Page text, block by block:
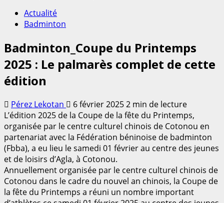
Actualité
Badminton
Badminton_Coupe du Printemps
2025 : Le palmarès complet de cette
édition
Pérez Lekotan 6 février 20252 min de lecture
L’édition 2025 de la Coupe de la fête du Printemps,
organisée par le centre culturel chinois de Cotonou en
partenariat avec la Fédération béninoise de badminton
(Fbba), a eu lieu le samedi 01 février au centre des jeunes
et de loisirs d’Agla, à Cotonou.
Annuellement organisée par le centre culturel chinois de
Cotonou dans le cadre du nouvel an chinois, la Coupe de
la fête du Printemps a réuni un nombre important